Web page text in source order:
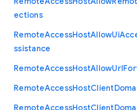
ections
RemoteAccessHostAllowUi
ssistance
RemoteAccessHostAllowUrl
RemoteAccessHostClient
RemoteAccessHostClient